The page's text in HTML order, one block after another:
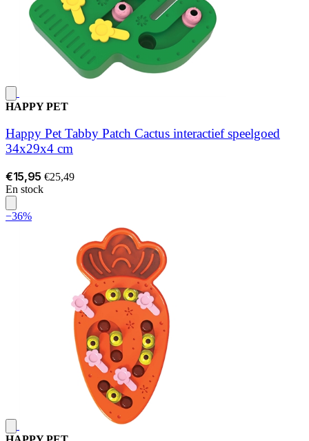
HAPPY PET
Happy Pet Tabby Patch Cactus interactief speelgoed
34x29x4 cm
€15,95 €25,49
En stock
−36%